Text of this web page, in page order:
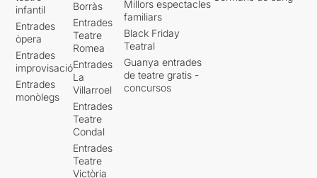
infantil
Entrades
òpera
Entrades
improvisació
Entrades
monòlegs
Borràs
Entrades
Teatre
Romea
Entrades
La
Villarroel
Entrades
Teatre
Condal
Entrades
Teatre
Victòria
Millors espectacles
familiars
Black Friday
Teatral
Guanya entrades
de teatre gratis -
concursos